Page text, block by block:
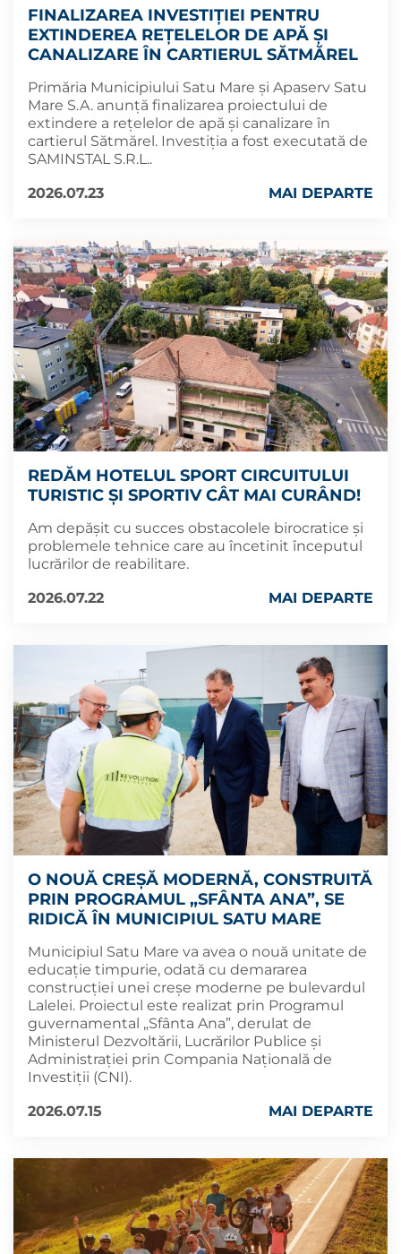
FINALIZAREA INVESTIȚIEI PENTRU
EXTINDEREA REȚELELOR DE APĂ ȘI
CANALIZARE ÎN CARTIERUL SĂTMĂREL
Primăria Municipiului Satu Mare și Apaserv Satu
Mare S.A. anunță finalizarea proiectului de
extindere a rețelelor de apă și canalizare în
cartierul Sătmărel. Investiția a fost executată de
SAMINSTAL S.R.L..
2026.07.23
MAI DEPARTE
REDĂM HOTELUL SPORT CIRCUITULUI
TURISTIC ȘI SPORTIV CÂT MAI CURÂND!
Am depășit cu succes obstacolele birocratice și
problemele tehnice care au încetinit începutul
lucrărilor de reabilitare.
2026.07.22
MAI DEPARTE
O NOUĂ CREȘĂ MODERNĂ, CONSTRUITĂ
PRIN PROGRAMUL „SFÂNTA ANA”, SE
RIDICĂ ÎN MUNICIPIUL SATU MARE
Municipiul Satu Mare va avea o nouă unitate de
educație timpurie, odată cu demararea
construcției unei creșe moderne pe bulevardul
Lalelei. Proiectul este realizat prin Programul
guvernamental „Sfânta Ana”, derulat de
Ministerul Dezvoltării, Lucrărilor Publice și
Administrației prin Compania Națională de
Investiții (CNI).
2026.07.15
MAI DEPARTE